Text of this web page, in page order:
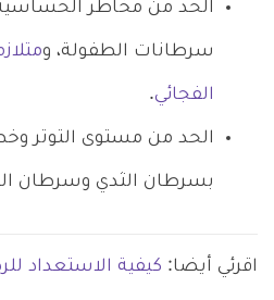
الحد من مخاطر
سرطانات الطفولة، و
الفجائي.
الحد من مستوى التوتر
بسرطان الثدي وسرطان
اقرئي أيضا: كيفية الاستعداد